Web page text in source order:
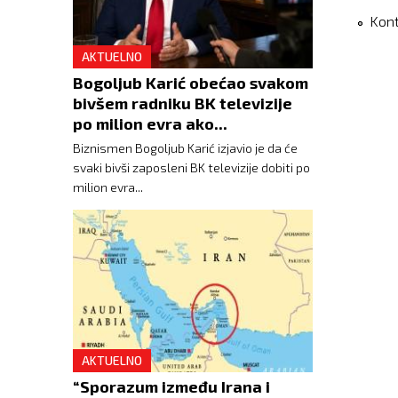
AKTUELNO
Bogoljub Karić obećao svakom
bivšem radniku BK televizije
po milion evra ako...
Biznismen Bogoljub Karić izjavio je da će
svaki bivši zaposleni BK televizije dobiti po
milion evra...
AKTUELNO
“Sporazum između Irana i